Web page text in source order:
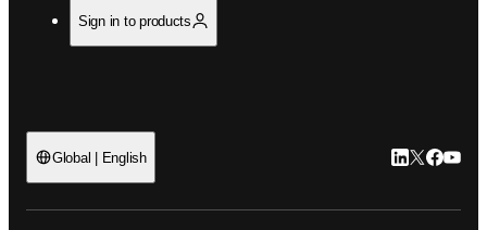
Sign in to products
Global | English LinkedIn se
Twitter se